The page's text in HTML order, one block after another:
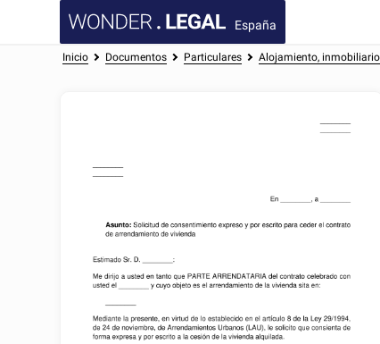
España
Inicio Documentos Particulares Alojamiento, inmobiliario